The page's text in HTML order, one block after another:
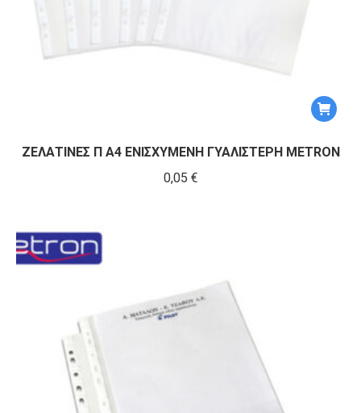
ΖΕΛΑΤΙΝΕΣ Π Α4 ENIΣXΥΜΕΝΗ ΓYAΛΙΣΤΕΡΗ METRON
0,05 €